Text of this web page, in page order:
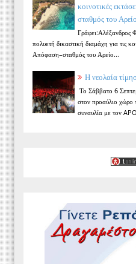
κοινοτικές
σταθμός του
Γράφει:Αλέξανδρος
πολυετή δικαστική διαμάχη για τις
Απόφαση–σταθμός του Αρείο...
Η νεολαία
Το Σάββατο 6
στον προαύλιο
συναυλία με τον